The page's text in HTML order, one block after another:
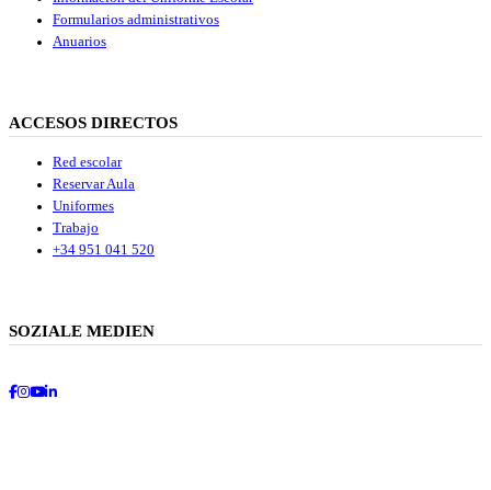
Formularios administrativos
Anuarios
ACCESOS DIRECTOS
Red escolar
Reservar Aula
Uniformes
Trabajo
+34 951 041 520
SOZIALE MEDIEN